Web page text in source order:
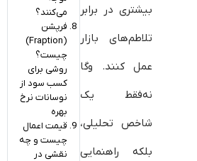
بیشتری در برابر
تلاطم‌های بازار
عمل کنند. وگا
نه‌فقط یک
شاخص تحلیلی،
بلکه راهنمایی
می‌کنند؟
فرپشن
(Fraption)
چیست؟
روشی برای
کسب سود از
نوسانات نرخ
بهره
قیمت اعمال
چیست و چه
نقشی در